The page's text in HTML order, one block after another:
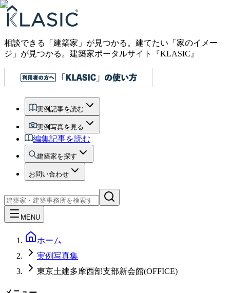
相談できる「建築家」が見つかる。建てたい「家のイメー
ジ」が見つかる。 建築家ポータルサイト『KLASIC』
実例記事を読む
実例写真を見る
編集記事を読む
建築家を探す
お問い合わせ
MENU
ホーム
実例写真集
東京土建多摩西部支部新会館(OFFICE)